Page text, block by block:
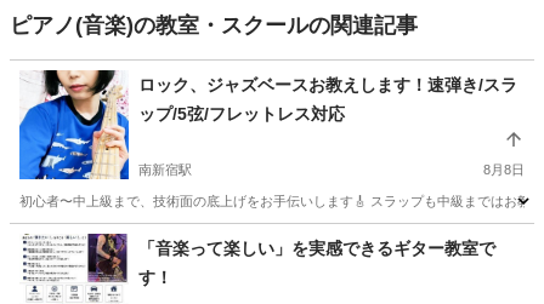
ピアノ(音楽)の教室・スクールの関連記事
ロック、ジャズベースお教えします！速弾き/スラ
ップ/5弦/フレットレス対応
南新宿駅 8月8日
初心者〜中上級まで、技術面の底上げをお手伝いします🎸 スラップも中級まではお
東京 渋谷区 南新宿駅 ベース スラップ
「音楽って楽しい」を実感できるギター教室で
す！